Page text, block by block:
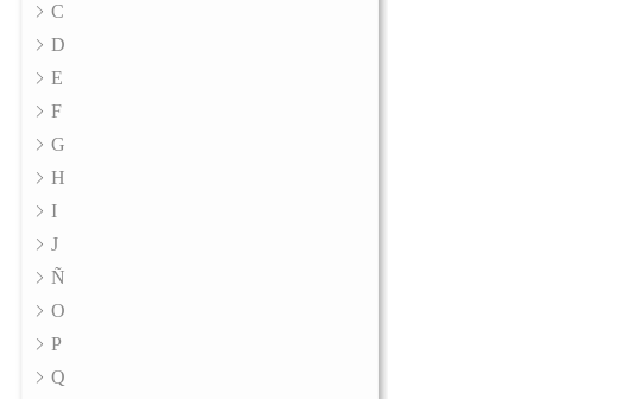
C
D
E
F
G
H
I
J
Ñ
O
P
Q